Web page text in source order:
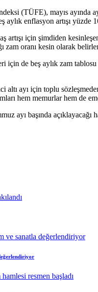
(TÜFE), mayıs ayında
aylık enflasyon artışı yüzde
artışı için şimdiden
zam oranı kesin olarak
için de beş aylık zam
ayı için toplu
hem memurlar hem de
ayı başında açıklayacağı